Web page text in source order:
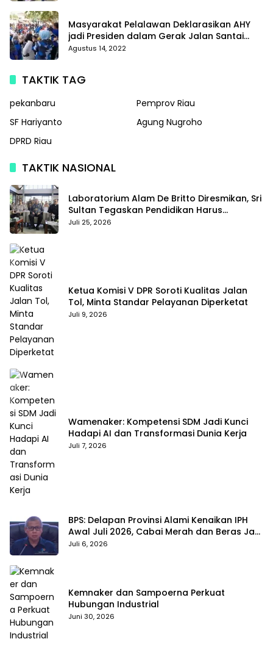
Masyarakat Pelalawan Deklarasikan AHY
jadi Presiden dalam Gerak Jalan Santai
Partai Demokrat
Agustus 14, 2022
TAKTIK TAG
pekanbaru
Pemprov Riau
SF Hariyanto
Agung Nugroho
DPRD Riau
TAKTIK NASIONAL
Laboratorium Alam De Britto Diresmikan, Sri
Sultan Tegaskan Pendidikan Harus
Membentuk Karakter
Juli 25, 2026
Ketua Komisi V DPR Soroti Kualitas Jalan
Tol, Minta Standar Pelayanan Diperketat
Juli 9, 2026
Wamenaker: Kompetensi SDM Jadi Kunci
Hadapi AI dan Transformasi Dunia Kerja
Juli 7, 2026
BPS: Delapan Provinsi Alami Kenaikan IPH
Awal Juli 2026, Cabai Merah dan Beras Jadi
Pemicu
Juli 6, 2026
Kemnaker dan Sampoerna Perkuat
Hubungan Industrial
Juni 30, 2026